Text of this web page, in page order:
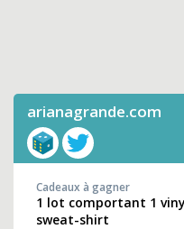
arianagrande.com
Cadeaux à gagner
1 lot comportant 1
sweat-shirt